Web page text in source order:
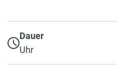
Dauer
Uhr